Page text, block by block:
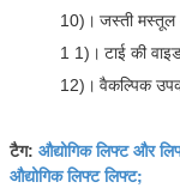
10)। जस्ती मस्तूल
1 1)। टाई की
12)। वैकल्पिक
टैग: औद्योगिक लिफ्ट और
औद्योगिक लिफ्ट लिफ्ट;